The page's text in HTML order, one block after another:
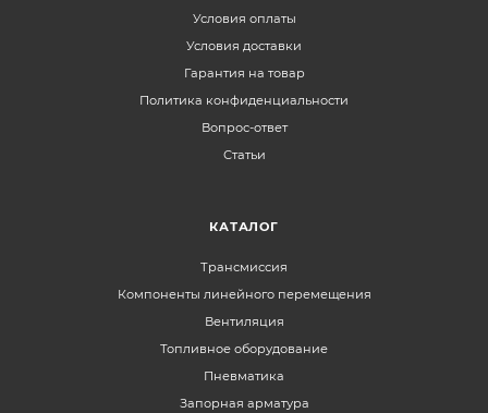
Условия оплаты
Условия доставки
Гарантия на товар
Политика конфиденциальности
Вопрос-ответ
Статьи
КАТАЛОГ
Трансмиссия
Компоненты линейного перемещения
Вентиляция
Топливное оборудование
Пневматика
Запорная арматура